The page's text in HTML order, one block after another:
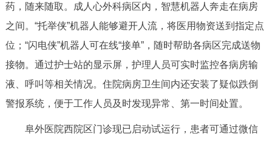
走进北京
多语种
ENGLISH 한국어 日本語
药，随来随取。成人心外科病区内，智慧机器人奔走在病房
之间。“托举侠”机器人能够避开人流，将医用物资送到指定点
位；“闪电侠”机器人可在线“接单”，随时帮助各病区完成送物
接物。通过护士站的显示屏，护理人员可实时监控各病房输
液、呼叫等相关情况。住院病房卫生间内还安装了疑似跌倒
警报系统，便于工作人员及时发现异常、第一时间处置。
阜外医院西院区门诊现已启动试运行，患者可通过微信